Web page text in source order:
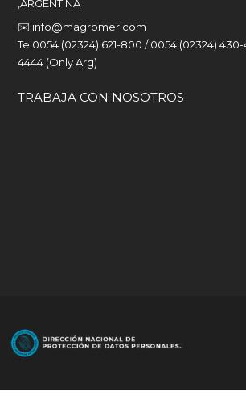
,ARGENTINA
✉️ info@magromer.com
Te 0054 (02324) 621-800 / 0054 (02324)
4444 (Only Arg)
TRABAJA CON NOSOTROS